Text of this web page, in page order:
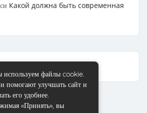
Какой должна быть современная
файлы cookie.
помогают улучшать сайт и
его удобнее.
«Принять», вы